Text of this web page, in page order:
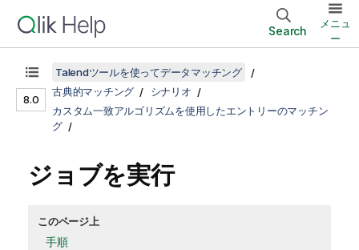
Search
メニュ
ー
8.0
Talendツールを使ってデータマッチング
古典的マッチング
シナリオ
カスタム一致アルゴリズムを使用したエントリーのマッチン
グ
ジョブを実行
このページ上
手順